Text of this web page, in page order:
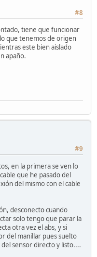
#8
tiene que funcionar
que tenemos de origen
este bien aislado
apaño.
#9
en la primera se ven lo
que he pasado del
del mismo con el cable
desconecto cuando
solo tengo que parar la
otra vez el abs, y si
del manillar pues suelto
sensor directo y listo....